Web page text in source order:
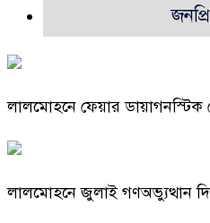
লালমোহনে ফেয়ার ডায়াগনস্টিক
লালমোহনে জুলাই গণঅভ্যুত্থান